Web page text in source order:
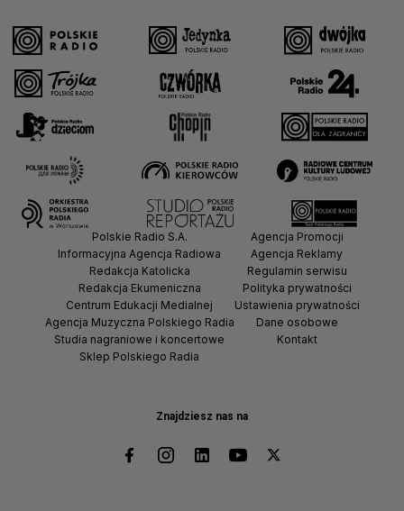
Znajdziesz nas na
Polskie Radio S.A.
Informacyjna Agencja Radiowa
Redakcja Katolicka
Redakcja Ekumeniczna
Centrum Edukacji Medialnej
Agencja Muzyczna Polskiego Radia
Studia nagraniowe i koncertowe
Sklep Polskiego Radia
Agencja Promocji
Agencja Reklamy
Regulamin serwisu
Polityka prywatności
Ustawienia prywatności
Dane osobowe
Kontakt